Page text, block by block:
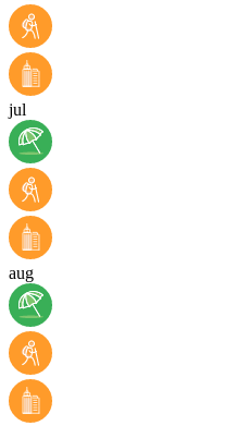
jul
aug